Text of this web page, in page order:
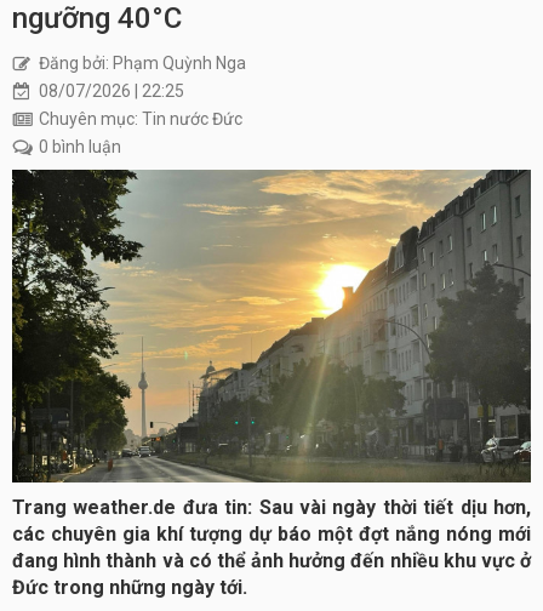
ngưỡng 40°C
Đăng bởi: Phạm Quỳnh Nga
08/07/2026 | 22:25
Chuyên mục: Tin nước Đức
0 bình luận
Trang weather.de đưa tin: Sau vài ngày thời tiết dịu hơn,
các chuyên gia khí tượng dự báo một đợt nắng nóng mới
đang hình thành và có thể ảnh hưởng đến nhiều khu vực ở
Đức trong những ngày tới.